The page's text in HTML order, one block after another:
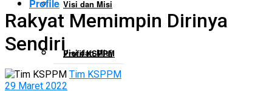
Visi dan Misi
Profil KSPPM
Profile
Visi dan Misi
Rakyat Memimpin Dirinya
Sendiri
Tim KSPPM
29 Maret 2022